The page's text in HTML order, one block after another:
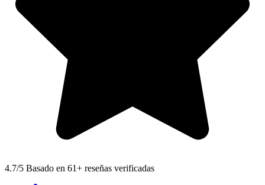
4.7/5 Basado en 61+ reseñas verificadas